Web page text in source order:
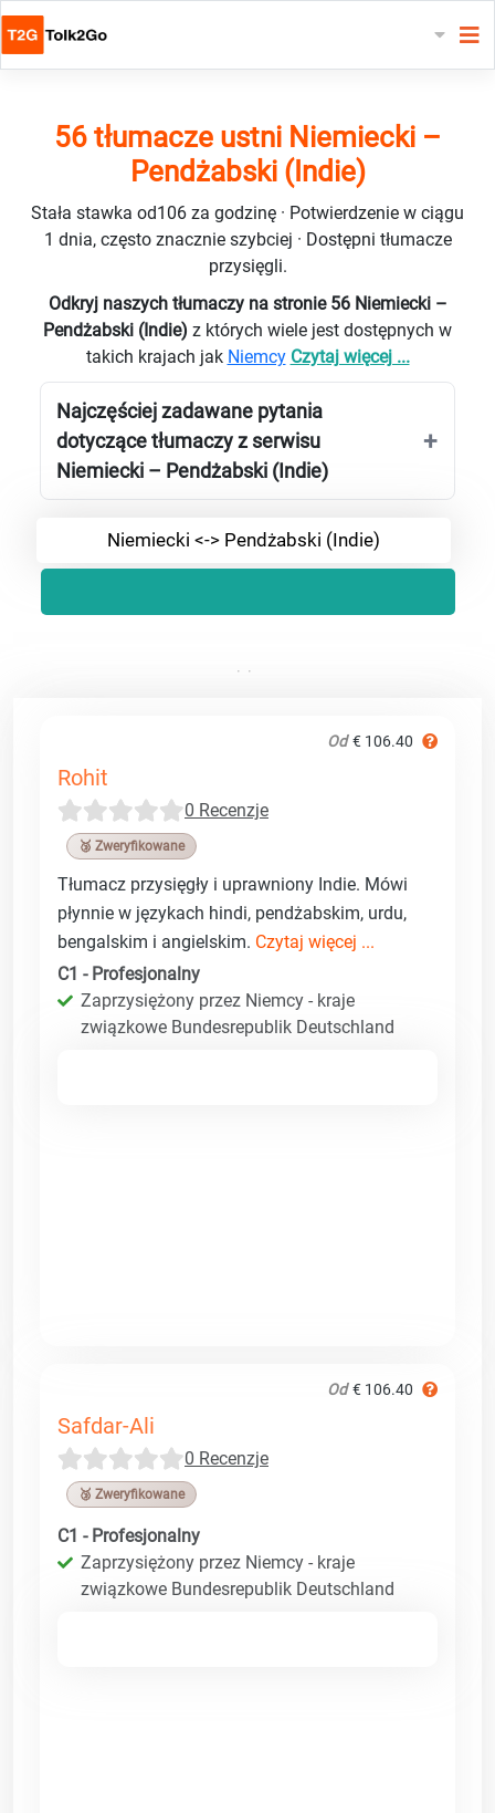
56 tłumacze ustni Niemiecki –
Pendżabski (Indie)
Stała stawka od106 za godzinę · Potwierdzenie w ciągu
1 dnia, często znacznie szybciej · Dostępni tłumacze
przysięgli.
Odkryj naszych tłumaczy na stronie 56 Niemiecki –
Pendżabski (Indie) z których wiele jest dostępnych w
takich krajach jak Niemcy Czytaj więcej ...
Najczęściej zadawane pytania
dotyczące tłumaczy z serwisu
Niemiecki – Pendżabski (Indie)
Niemiecki <-> Pendżabski (Indie)
Od € 106.40
Rohit
0 Recenzje
🥉 Zweryfikowane
Tłumacz przysięgły i uprawniony Indie. Mówi
płynnie w językach hindi, pendżabskim, urdu,
bengalskim i angielskim. Czytaj więcej ...
C1 - Profesjonalny
Zaprzysiężony przez Niemcy - kraje
związkowe Bundesrepublik Deutschland
Od € 106.40
Safdar-Ali
0 Recenzje
🥉 Zweryfikowane
C1 - Profesjonalny
Zaprzysiężony przez Niemcy - kraje
związkowe Bundesrepublik Deutschland